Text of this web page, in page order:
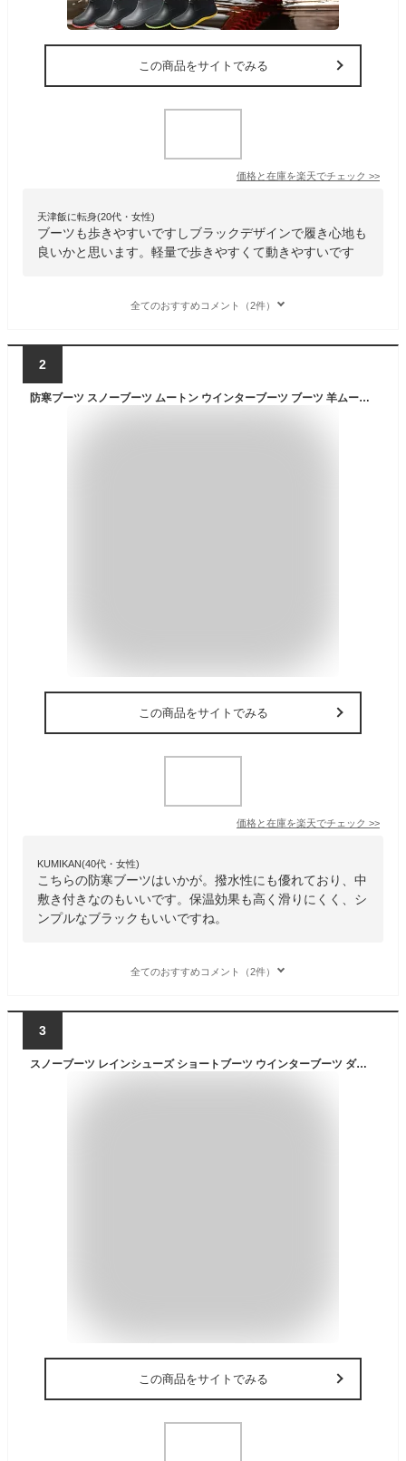
この商品をサイトでみる
価格と在庫を楽天でチェック >>
天津飯に転身(20代・女性)
ブーツも歩きやすいですしブラックデザインで履き心地も
良いかと思います。軽量で歩きやすくて動きやすいです
全てのおすすめコメント（2件）
2
防寒ブーツ スノーブーツ ムートン ウインターブーツ ブーツ 羊ムートン 中敷き付き メンズ 靴 シューズ 防滑 撥水 アウトドア 釣り キャンプ スノボ スキー 登山 25.0cm～27.5cm プレゼント ギフト
この商品をサイトでみる
価格と在庫を楽天でチェック >>
KUMIKAN(40代・女性)
こちらの防寒ブーツはいかが。撥水性にも優れており、中
敷き付きなのもいいです。保温効果も高く滑りにくく、シ
ンプルなブラックもいいですね。
全てのおすすめコメント（2件）
3
スノーブーツ レインシューズ ショートブーツ ウインターブーツ ダウンブーツ ブーツ メンズ 長靴 防水 防滑 防寒 釣り 雨 雪 アウトドア 紳士靴 メンズシューズ シューズグラインド
この商品をサイトでみる